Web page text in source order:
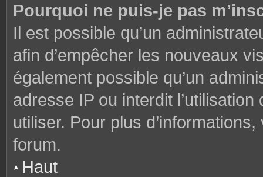
Pourquoi ne puis-je pas
Il est possible qu’un
afin d’empêcher les nouveaux
également possible qu’un
adresse IP ou interdit
utiliser. Pour plus
forum.
Haut